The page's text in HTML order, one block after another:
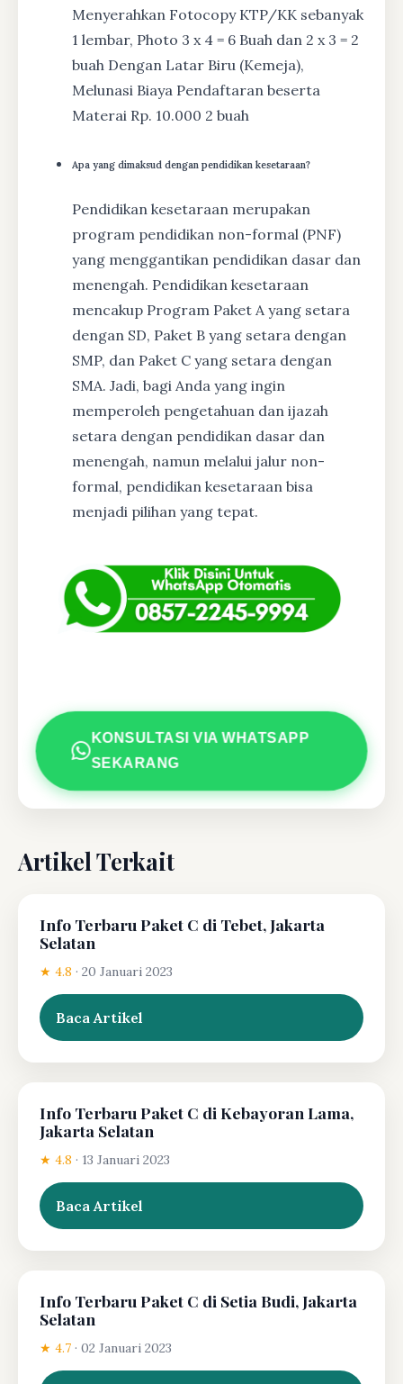
Menyerahkan Fotocopy KTP/KK sebanyak
1 lembar, Photo 3 x 4 = 6 Buah dan 2 x 3 = 2
buah Dengan Latar Biru (Kemeja),
Melunasi Biaya Pendaftaran beserta
Materai Rp. 10.000 2 buah
Apa yang dimaksud dengan pendidikan kesetaraan?
Pendidikan kesetaraan merupakan
program pendidikan non-formal (PNF)
yang menggantikan pendidikan dasar dan
menengah. Pendidikan kesetaraan
mencakup Program Paket A yang setara
dengan SD, Paket B yang setara dengan
SMP, dan Paket C yang setara dengan
SMA. Jadi, bagi Anda yang ingin
memperoleh pengetahuan dan ijazah
setara dengan pendidikan dasar dan
menengah, namun melalui jalur non-
formal, pendidikan kesetaraan bisa
menjadi pilihan yang tepat.
KONSULTASI VIA WHATSAPP
SEKARANG
Artikel Terkait
Info Terbaru Paket C di Tebet, Jakarta
Selatan
★ 4.8 · 20 Januari 2023
Baca Artikel
Info Terbaru Paket C di Kebayoran Lama,
Jakarta Selatan
★ 4.8 · 13 Januari 2023
Baca Artikel
Info Terbaru Paket C di Setia Budi, Jakarta
Selatan
★ 4.7 · 02 Januari 2023